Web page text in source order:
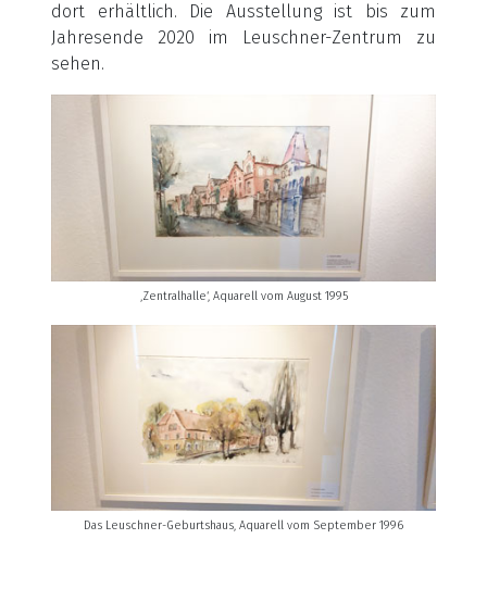
dort erhältlich. Die Ausstellung ist bis zum
Jahresende 2020 im Leuschner-Zentrum zu
sehen.
‚Zentralhalle‘, Aquarell vom August 1995
Das Leuschner-Geburtshaus, Aquarell vom September 1996